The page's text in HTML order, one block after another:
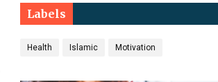
Labels
Health Islamic Motivation